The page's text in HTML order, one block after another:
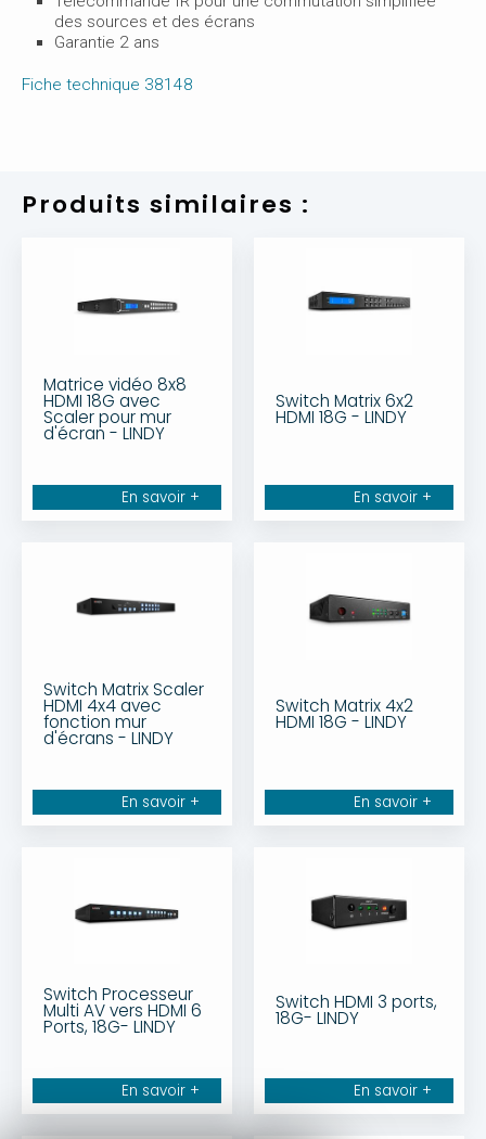
des sources et des écrans
Garantie 2 ans
Fiche technique 38148
Produits similaires :
Matrice vidéo 8x8
HDMI 18G avec
Scaler pour mur
d'écran - LINDY
En savoir +
Switch Matrix 6x2
HDMI 18G - LINDY
En savoir +
Switch Matrix Scaler
HDMI 4x4 avec
fonction mur
d'écrans - LINDY
En savoir +
Switch Matrix 4x2
HDMI 18G - LINDY
En savoir +
Switch Processeur
Multi AV vers HDMI 6
Ports, 18G- LINDY
En savoir +
Switch HDMI 3 ports,
18G- LINDY
En savoir +